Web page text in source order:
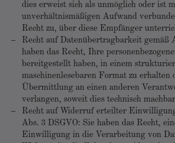
dies erweist sich als unmöglich oder ist
unverhältnismäßigen Aufwand
Recht zu, über diese Empfänger
Recht auf Datenübertragbarkeit gemäß
haben das Recht, Ihre
bereitgestellt haben, in einem
maschinenlesebaren Format zu erhalten
Übermittlung an einen anderen
verlangen, soweit dies technisch
Recht auf Widerruf erteilter
Abs. 3 DSGVO: Sie haben das Recht,
Einwilligung in die Verarbeitung von